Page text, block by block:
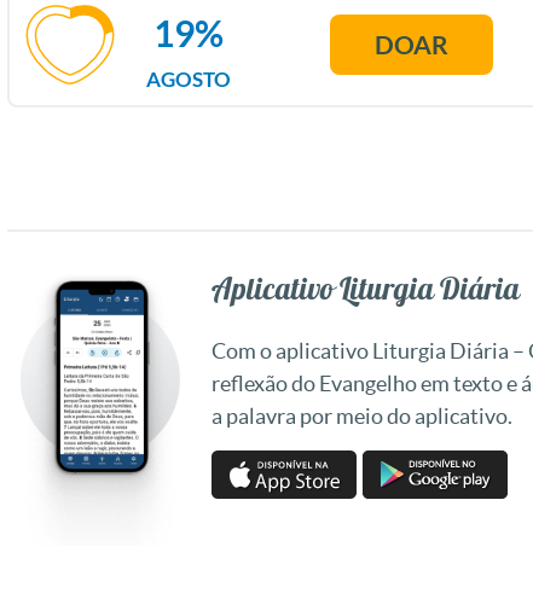
AGOSTO
19% DOAR
Aplicativo Liturgia Diária
Com o aplicativo Liturgia Diária –
reflexão do Evangelho em texto e
a palavra por meio do aplicativo.